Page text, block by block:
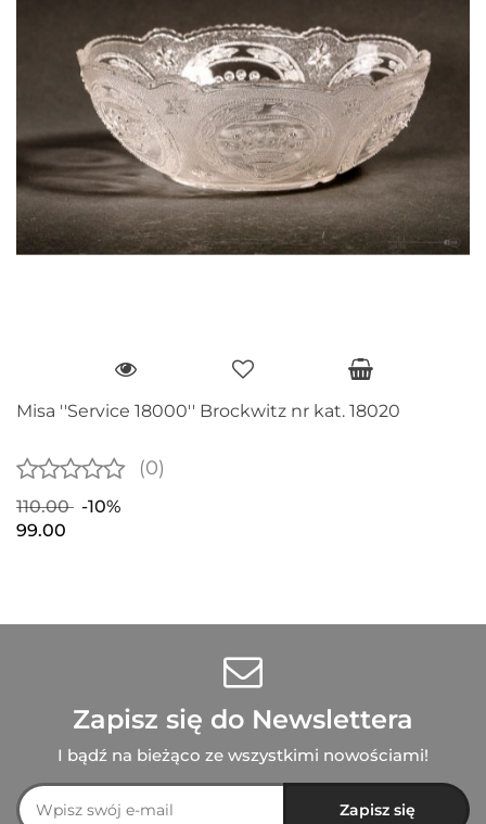
Misa ''Service 18000'' Brockwitz nr kat. 18020
(0)
110.00
-10%
99.00
Zapisz się do Newslettera
I bądź na bieżąco ze wszystkimi nowościami!